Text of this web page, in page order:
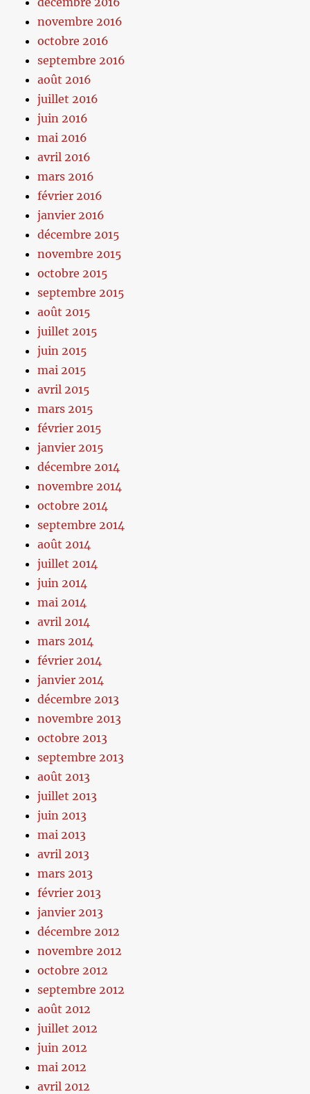
novembre 2016
octobre 2016
septembre 2016
août 2016
juillet 2016
juin 2016
mai 2016
avril 2016
mars 2016
février 2016
janvier 2016
décembre 2015
novembre 2015
octobre 2015
septembre 2015
août 2015
juillet 2015
juin 2015
mai 2015
avril 2015
mars 2015
février 2015
janvier 2015
décembre 2014
novembre 2014
octobre 2014
septembre 2014
août 2014
juillet 2014
juin 2014
mai 2014
avril 2014
mars 2014
février 2014
janvier 2014
décembre 2013
novembre 2013
octobre 2013
septembre 2013
août 2013
juillet 2013
juin 2013
mai 2013
avril 2013
mars 2013
février 2013
janvier 2013
décembre 2012
novembre 2012
octobre 2012
septembre 2012
août 2012
juillet 2012
juin 2012
mai 2012
avril 2012